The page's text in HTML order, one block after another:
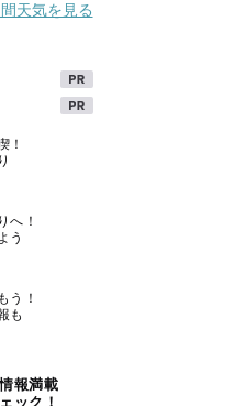
天気を見る
！
へ！
う
う！
も
報満載
ック！